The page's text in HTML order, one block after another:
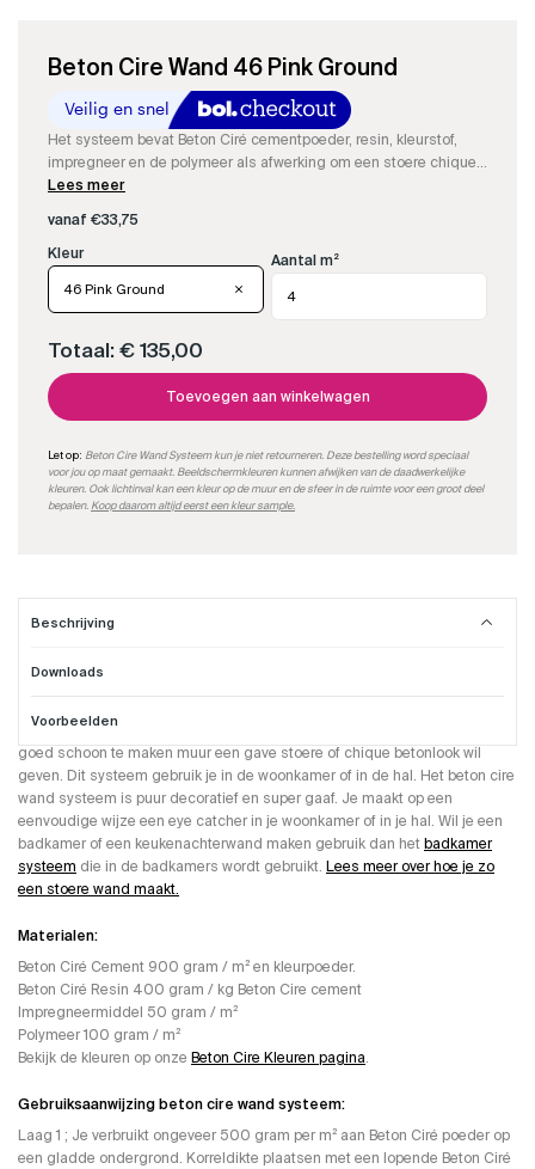
Beton Cire Wand 46 Pink Ground
Het systeem bevat Beton Ciré cementpoeder, resin, kleurstof,
impregneer en de polymeer als afwerking om een stoere chique
eye-catcher te maken in je woonkamer of hal.
Lees meer
vanaf €33,75
46 Pink Ground
Aantal m²
Totaal: € 135,00
Toevoegen aan winkelwagen
Let op: Beton Cire Wand Systeem kun je niet retourneren. Deze bestelling word speciaal
voor jou op maat gemaakt. Beeldschermkleuren kunnen afwijken van de daadwerkelijke
kleuren. Ook lichtinval kan een kleur op de muur en de sfeer in de ruimte voor een groot deel
bepalen. Koop daarom altijd eerst een kleur sample.
Beschrijving
Downloads
Voorbeelden
Beton Cire wand systeem
Dit Beton Ciré wand systeem gebruik je wanneer je geen waterdichte of
goed schoon te maken muur een gave stoere of chique betonlook wil
geven. Dit systeem gebruik je in de woonkamer of in de hal. Het beton cire
wand systeem is puur decoratief en super gaaf. Je maakt op een
eenvoudige wijze een eye catcher in je woonkamer of in je hal. Wil je een
badkamer of een keukenachterwand maken gebruik dan hetbadkamer
systeem die in de badkamers wordt gebruikt. Lees meer over hoe je zo
een stoere wand maakt.
Materialen:
Beton Ciré Cement 900 gram / m² en kleurpoeder.
Beton Ciré Resin 400 gram / kg Beton Cire cement
Impregneermiddel 50 gram / m²
Polymeer 100 gram / m²
Bekijk de kleuren op onze Beton Cire Kleuren pagina.
Gebruiksaanwijzing beton cire wand systeem:
Laag 1 ; Je verbruikt ongeveer 500 gram per m² aan Beton Ciré poeder op
een gladde ondergrond. Korreldikte plaatsen met een lopende Beton Ciré